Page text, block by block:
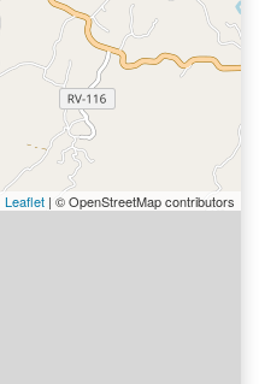
Leaflet | © OpenStreetMap contributors